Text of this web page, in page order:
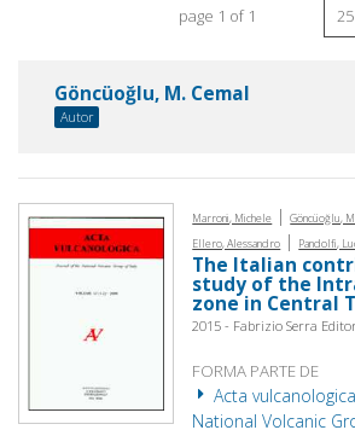
page 1 of 1
Göncüoğlu, M. Cemal
Autor
Marroni, Michele | Göncüoğlu,
Ellero, Alessandro | Pandolfi,
The Italian
study of the
zone in Central
2015 - Fabrizio Serra
FORMA PARTE DE
Acta
National Volcanic